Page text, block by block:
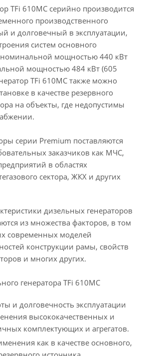
TFi 610MC серийно производится
производственного
и долговечный в эксплуатации,
систем основного
номинальной мощностью 440 кВт
мощностью 484 кВт (605
TFi 610MC также можно
в качестве резервного
на объекты, где недопустимы
серии Premium поставляются
заказчиков как МЧС,
в областях
сектора, ЖКХ и других
дизельных генераторов
из множества факторов, в том
современных моделей
конструкции рамы, свойств
и многих других.
генератора TFi 610MC
и долговечность эксплуатации
высококачественных и
комплектующих и агрегатов.
как в качестве основного,